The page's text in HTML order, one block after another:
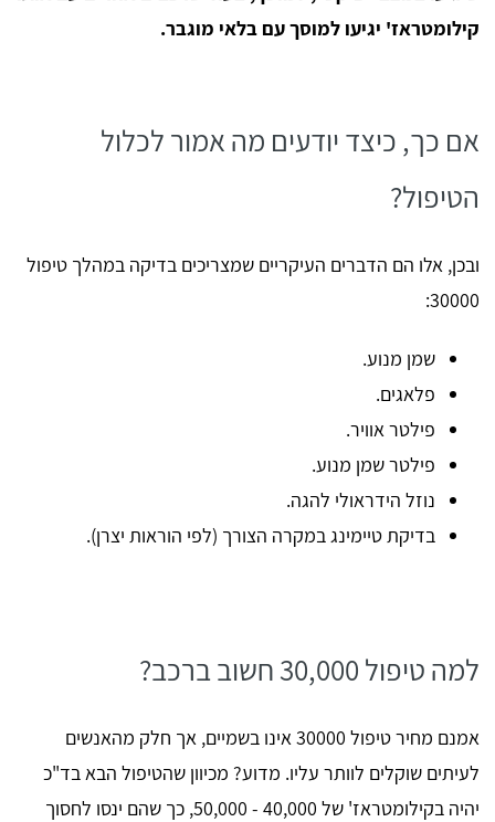
קילומטראז' יגיעו למוסך עם בלאי מוגבר.
אם כך, כיצד יודעים מה אמור לכלול
הטיפול?
ובכן, אלו הם הדברים העיקריים שמצריכים בדיקה במהלך טיפול
30000:
שמן מנוע.
פלאגים.
פילטר אוויר.
פילטר שמן מנוע.
נוזל הידראולי להגה.
בדיקת טיימינג במקרה הצורך (לפי הוראות יצרן).
למה טיפול 30,000 חשוב ברכב?
אמנם מחיר טיפול 30000 אינו בשמיים, אך חלק מהאנשים
לעיתים שוקלים לוותר עליו. מדוע? מכיוון שהטיפול הבא בד"כ
יהיה בקילומטראז' של 40,000 - 50,000, כך שהם ינסו לחסוך